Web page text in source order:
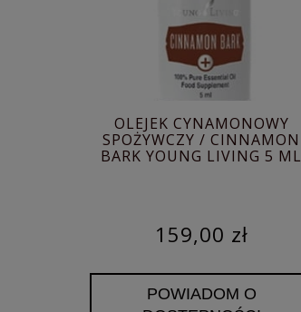
OLEJEK CYNAMONOWY
SPOŻYWCZY / CINNAMON
BARK YOUNG LIVING 5 ML
159,00 zł
POWIADOM O